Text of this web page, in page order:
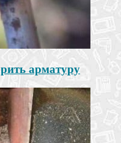
арматуру